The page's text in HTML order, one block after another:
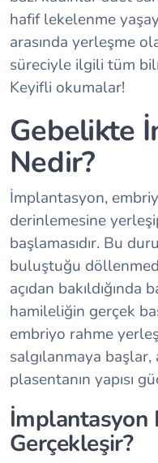
hafif lekelenme
arasında yerleşme
süreciyle ilgili tüm
Keyifli okumalar!
Gebelikte
Nedir?
İmplantasyon,
derinlemesine
başlamasıdır. Bu
buluştuğu
açıdan bakıldığında
hamileliğin gerçek
embriyo rahme
salgılanmaya
plasentanın yapısı
İmplantasyon
Gerçekleşir?